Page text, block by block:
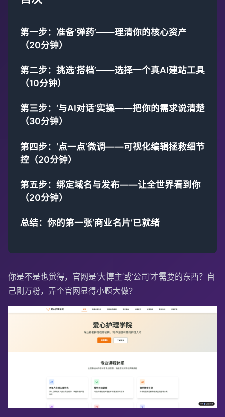
第一步：准备‘弹药’——理清你的核心资产
（20分钟）
第二步：挑选‘搭档’——选择一个真AI建站工具
（10分钟）
第三步：‘与AI对话’实操——把你的需求说清楚
（30分钟）
第四步：‘点一点’微调——可视化编辑拯救细节
控（20分钟）
第五步：绑定域名与发布——让全世界看到你
（20分钟）
总结：你的第一张‘商业名片’已就绪
你是不是也觉得，官网是‘大博主’或‘公司’才需要的东西？自
己刚万粉，弄个官网显得小题大做？